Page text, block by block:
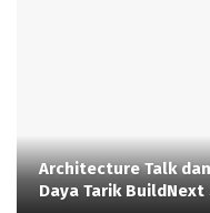
Architecture Talk
Daya Tarik BuildNext